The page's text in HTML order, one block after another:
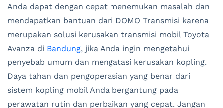
Anda dapat dengan cepat menemukan masalah dan
mendapatkan bantuan dari DOMO Transmisi karena
merupakan solusi kerusakan transmisi mobil Toyota
Avanza di Bandung, jika Anda ingin mengetahui
penyebab umum dan mengatasi kerusakan kopling.
Daya tahan dan pengoperasian yang benar dari
sistem kopling mobil Anda bergantung pada
perawatan rutin dan perbaikan yang cepat. Jangan